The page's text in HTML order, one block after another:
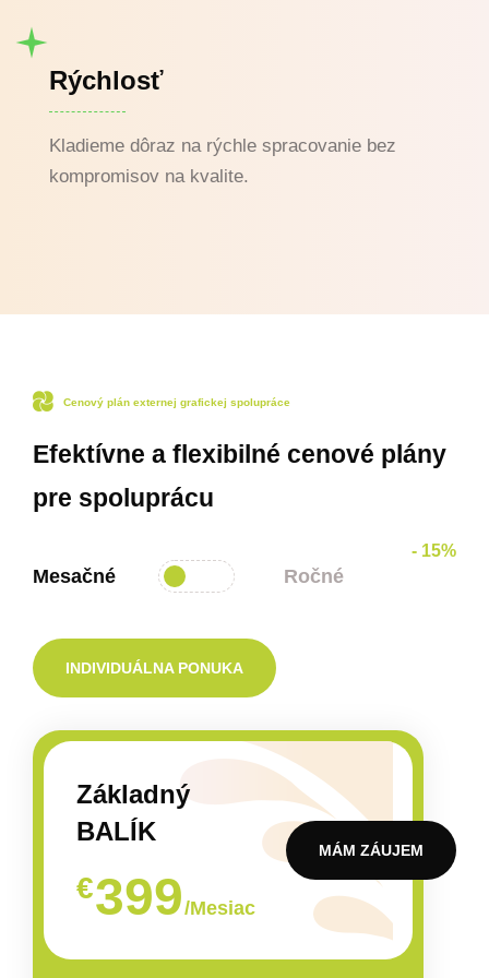
Rýchlosť
Kladieme dôraz na rýchle spracovanie bez
kompromisov na kvalite.
Cenový plán externej grafickej spolupráce
Efektívne a flexibilné cenové plány
pre spoluprácu
- 15%
Mesačné Ročné
INDIVIDUÁLNA PONUKA
Základný
BALÍK
€
399/Mesiac
MÁM ZÁUJEM